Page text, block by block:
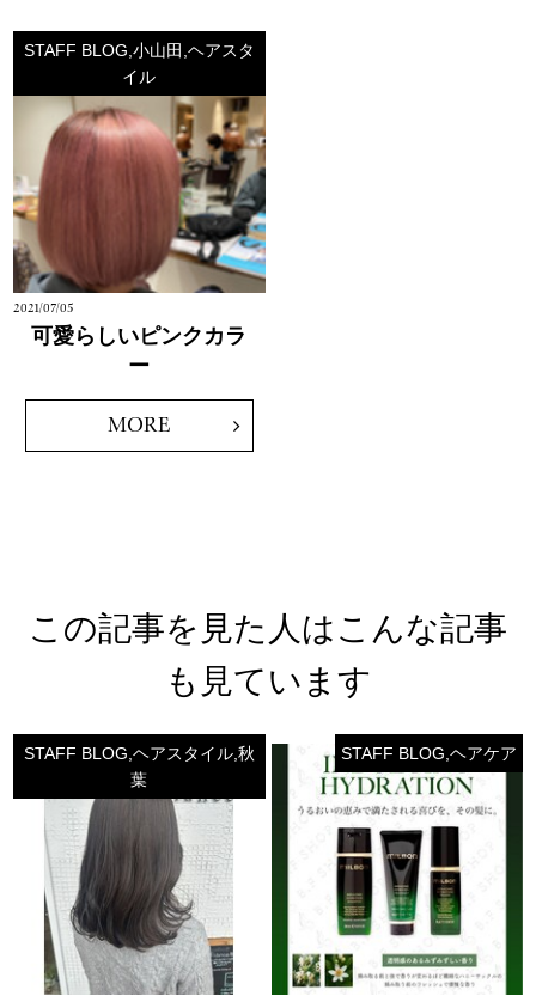
STAFF BLOG,小山田,ヘアスタ
イル
2021/07/05
可愛らしいピンクカラ
ー
MORE
この記事を見た人はこんな記事
も見ています
STAFF BLOG,ヘアスタイル,秋
葉
STAFF BLOG,ヘアケア